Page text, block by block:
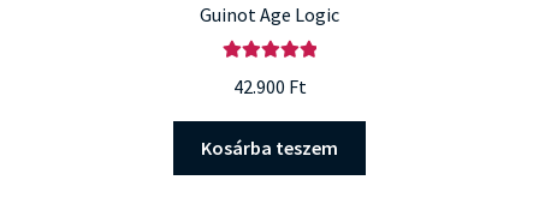
Guinot Age Logic
42.900 Ft
Kosárba teszem